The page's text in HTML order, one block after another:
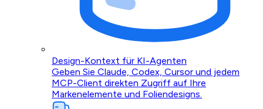
Design-Kontext für KI-Agenten
Geben Sie Claude, Codex, Cursor und jedem
MCP-Client direkten Zugriff auf Ihre
Markenelemente und Foliendesigns.